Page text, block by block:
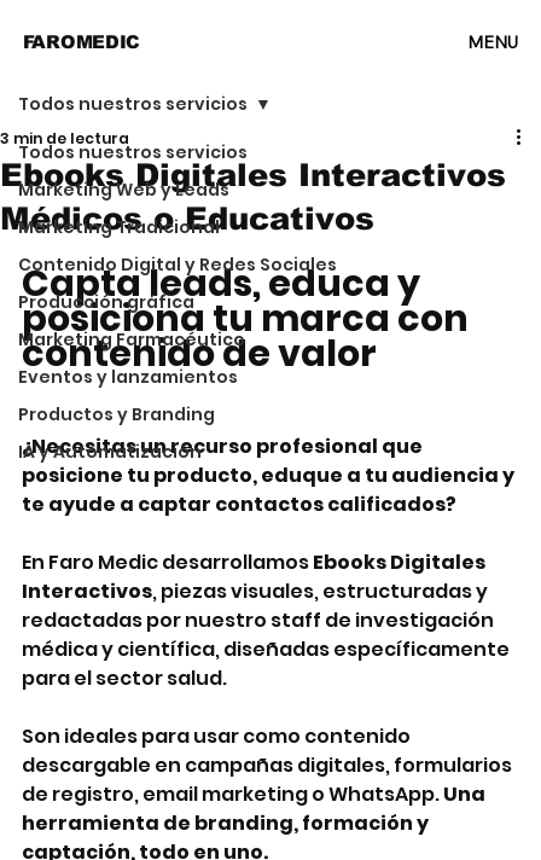
FAROMEDIC MENU
Todos nuestros servicios
Marketing Web y Leads
Marketing Tradicional
Contenido Digital y Redes Sociales
Producción gráfica
Marketing Farmacéutico
Eventos y lanzamientos
Productos y Branding
IA y Automatización
Todos nuestros servicios
Ebooks Digitales Interactivos
Médicos o Educativos
3 min de lectura
Capta leads, educa y
posiciona tu marca con
contenido de valor
¿Necesitas un recurso profesional que
posicione tu producto, eduque a tu audiencia y
te ayude a captar contactos calificados?
En Faro Medic desarrollamos Ebooks Digitales
Interactivos, piezas visuales, estructuradas y
redactadas por nuestro staff de investigación
médica y científica, diseñadas específicamente
para el sector salud.
Son ideales para usar como contenido
descargable en campañas digitales, formularios
de registro, email marketing o WhatsApp. Una
herramienta de branding, formación y
captación, todo en uno.